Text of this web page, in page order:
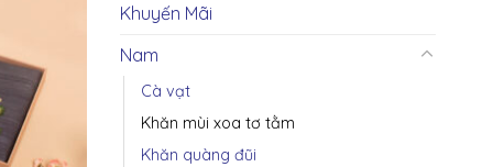
Khuyến Mãi
Nam
Cà vạt
Khăn mùi xoa tơ tằm
Khăn quàng đũi